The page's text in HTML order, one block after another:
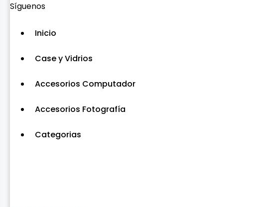
Síguenos
Inicio
Case y Vidrios
Accesorios Computador
Accesorios Fotografía
Categorias